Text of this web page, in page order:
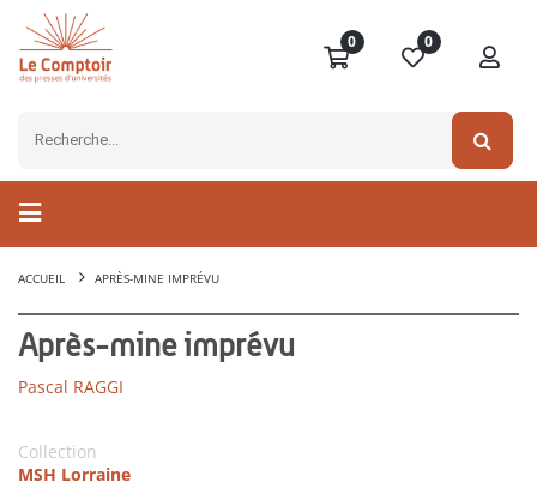
0 0
ACCUEIL APRÈS-MINE IMPRÉVU
Après-mine imprévu
Pascal RAGGI
Collection
MSH Lorraine